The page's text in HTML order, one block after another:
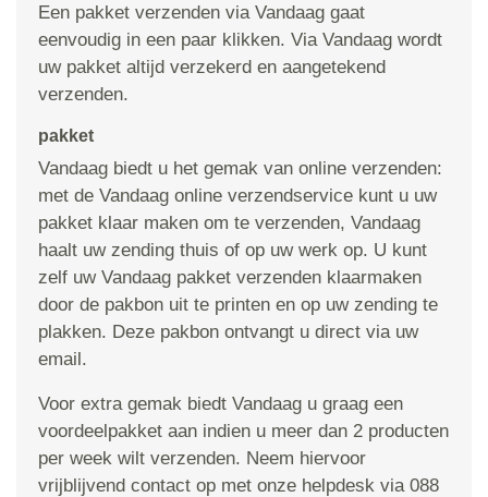
Een pakket verzenden via Vandaag gaat
eenvoudig in een paar klikken. Via Vandaag wordt
uw pakket altijd verzekerd en aangetekend
verzenden.
pakket
Vandaag biedt u het gemak van online verzenden:
met de Vandaag online verzendservice kunt u uw
pakket klaar maken om te verzenden, Vandaag
haalt uw zending thuis of op uw werk op. U kunt
zelf uw Vandaag pakket verzenden klaarmaken
door de pakbon uit te printen en op uw zending te
plakken. Deze pakbon ontvangt u direct via uw
email.
Voor extra gemak biedt Vandaag u graag een
voordeelpakket aan indien u meer dan 2 producten
per week wilt verzenden. Neem hiervoor
vrijblijvend contact op met onze helpdesk via 088